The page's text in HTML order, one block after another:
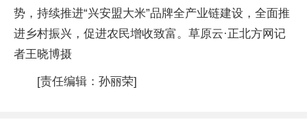
势，持续推进“兴安盟大米”品牌全产业链建设，全面推
进乡村振兴，促进农民增收致富。草原云·正北方网记
者王晓博摄
[责任编辑：孙丽荣]